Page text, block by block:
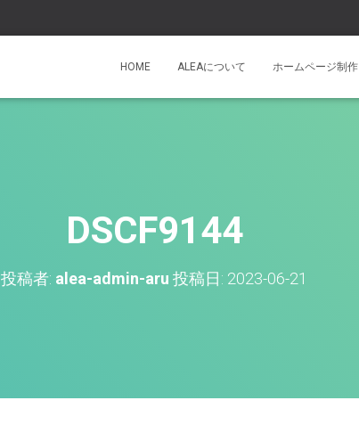
HOME ALEAについて ホームページ制作
DSCF9144
投稿者: alea-admin-aru 投稿日: 2023-06-21